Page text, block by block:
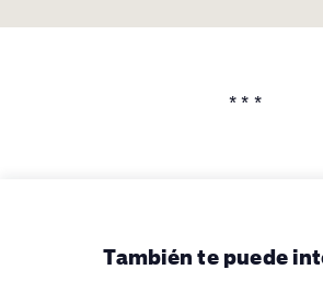
* * *
También te puede